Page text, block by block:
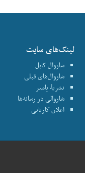
لینک‌های سایت
شاروال کابل
شاروال‌های قبلی
نشریۀ پامیر
شاروالی در رسانه‌ها
اعلان کاریابی